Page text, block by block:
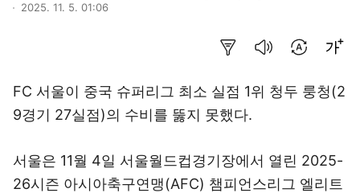
2025. 11. 5. 01:06
FC 서울이 중국 슈퍼리그 최소 실점 1위 청두 룽청(2
9경기 27실점)의 수비를 뚫지 못했다.
서울은 11월 4일 서울월드컵경기장에서 열린 2025-
26시즌 아시아축구연맹(AFC) 챔피언스리그 엘리트